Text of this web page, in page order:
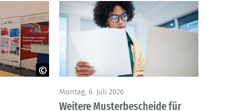
Montag, 6. Juli 2026
Weitere Musterbescheide für